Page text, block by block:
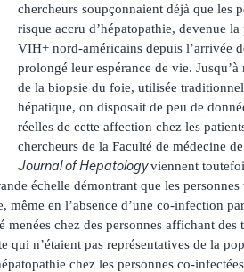
chercheurs soupçonnaient déjà que les
risque accru d’hépatopathie, devenue
VIH+ nord-américains depuis l’arrivée
prolongé leur espérance de vie.
de la biopsie du foie, utilisée
hépatique, on disposait de peu de
réelles de cette affection chez les
chercheurs de la Faculté de médecine
Journal of Hepatologyviennent
échelle démontrant que les
même en l’absence d’une co-infection
menées chez des personnes affichant
qui n’étaient pas représentatives de la
chez les personnes co-